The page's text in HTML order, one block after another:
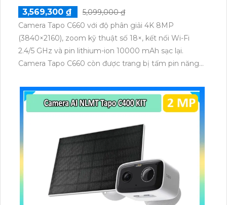
3,569,300 ₫
5,099,000 ₫
Camera Tapo C660 với độ phân giải 4K 8MP
(3840×2160), zoom kỹ thuật số 18×, kết nối Wi-Fi
2.4/5 GHz và pin lithium-ion 10000 mAh sạc lại.
Camera Tapo C660 còn được trang bị tấm pin năng
thú cưng, phương tiện, lưu trữ thẻ microSD tối đa 512
GB.